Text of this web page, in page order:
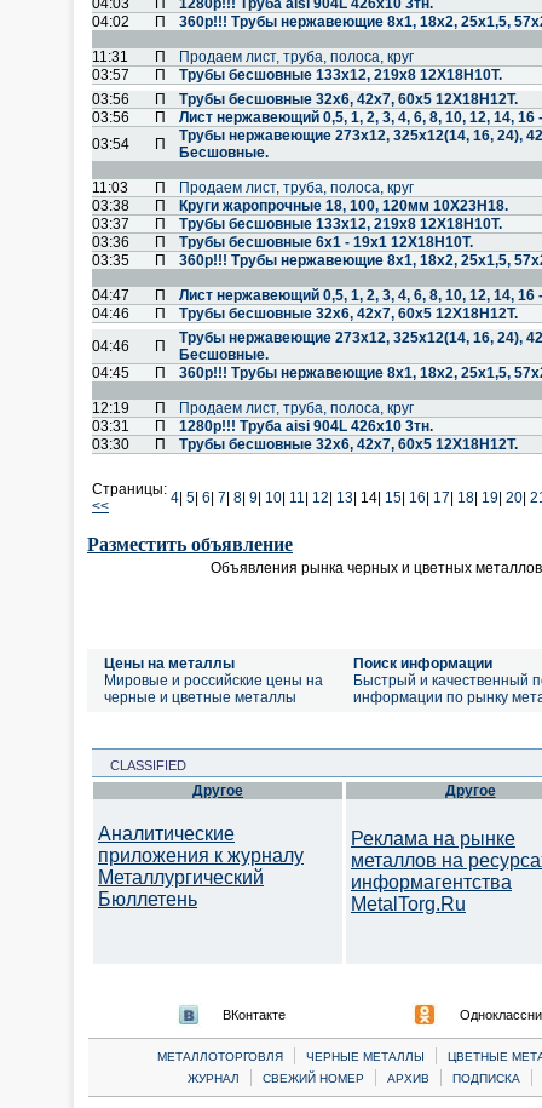
04:03
1280р!!! Труба aisi 904L 426х10 3тн.
04:02
П 360р!!! Трубы нержавеющие 8х1, 18х2, 25х1,5,
11:31 П
Продаем лист, труба, полоса, круг
03:57
П
Трубы бесшовные 133х12, 219х8 12Х18Н10Т.
03:56
П
Трубы бесшовные 32х6, 42х7, 60х5 12Х18Н12Т.
03:56
П
Лист нержавеющий 0,5, 1, 2, 3, 4, 6, 8, 10, 12, 14,
03:54
П
Трубы нержавеющие 273х12, 325х12(14, 16, 24),
Бесшовные.
11:03 П
Продаем лист, труба, полоса, круг
03:38
П
Круги жаропрочные 18, 100, 120мм 10Х23Н18.
03:37
П
Трубы бесшовные 133х12, 219х8 12Х18Н10Т.
03:36
П
Трубы бесшовные 6х1 - 19х1 12Х18Н10Т.
03:35
П 360р!!! Трубы нержавеющие 8х1, 18х2, 25х1,5,
04:47 П
Лист нержавеющий 0,5, 1, 2, 3, 4, 6, 8, 10, 12, 14,
04:46
П
Трубы бесшовные 32х6, 42х7, 60х5 12Х18Н12Т.
04:46
П
Трубы нержавеющие 273х12, 325х12(14, 16, 24),
Бесшовные.
04:45
П 360р!!! Трубы нержавеющие 8х1, 18х2, 25х1,5,
12:19 П
Продаем лист, труба, полоса, круг
03:31
П
1280р!!! Труба aisi 904L 426х10 3тн.
03:30
П Трубы бесшовные 32х6, 42х7, 60х5 12Х18Н12Т.
Страницы:
<<
4 5 6 7 8 9 10 11 12 13 14| 15 16 17 18 19 20
Разместить объявление
Объявления рынка черных и цветных
Цены на металлы
Мировые и российские цены на
черные и цветные металлы
Поиск информации
Быстрый и качественный
информации по рынку
CLASSIFIED
Другое
Аналитические
приложения к журналу
Металлургический
Бюллетень
Другое
Реклама на рынке
металлов на
информагентства
MetalTorg.Ru
ВКонтакте
МЕТАЛЛОТОРГОВЛЯ | ЧЕРНЫЕ МЕТАЛЛЫ |
ЦВЕТНЫЕ
ЖУРНАЛ
| СВЕЖИЙ НОМЕР | АРХИВ | ПОДПИСКА |